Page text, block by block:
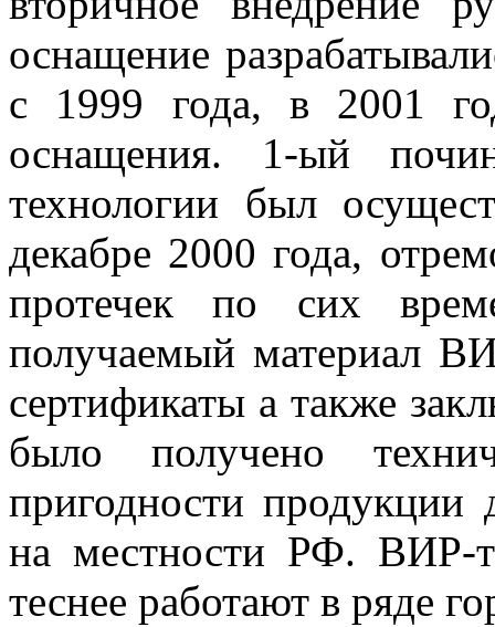
оснащение
с 1999 года, в 2001
оснащения. 1-ый
технологии был
декабре 2000 года,
протечек по сих
получаемый материал
сертификаты а также
было получено
пригодности продукции
на местности РФ. ВИР-
теснее работают в ряде